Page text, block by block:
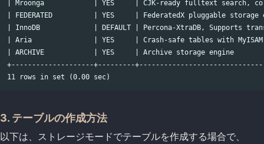
| Mroonga            | YES     | CJK-ready fulltext
| FEDERATED          | YES     | FederatedX
| InnoDB             | DEFAULT | Percona-XtraDB,
| Aria               | YES     | Crash-safe tables with
| ARCHIVE            | YES     | Archive storage
+--------------------+---------
3. テーブルの作成方法
以下は、ストレージモードでテーブルを作成する場合で、